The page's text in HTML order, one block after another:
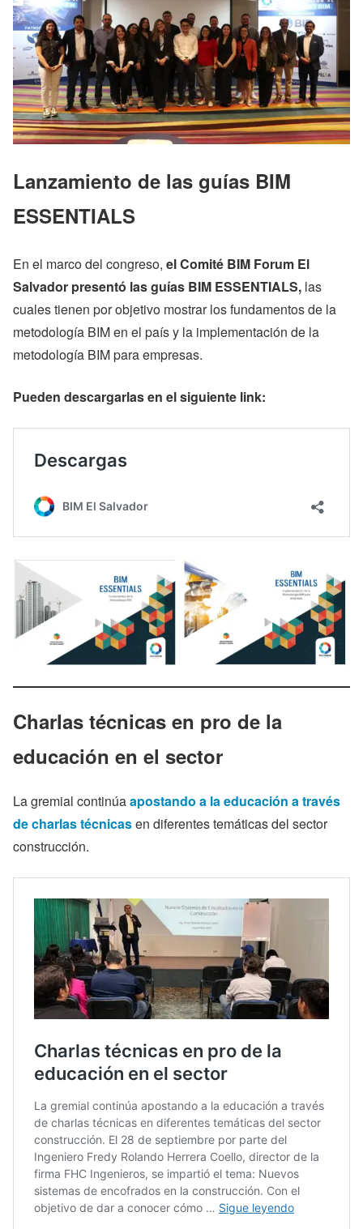
Lanzamiento de las guías BIM
ESSENTIALS
En el marco del congreso, el Comité BIM Forum El
Salvador presentó las guías BIM ESSENTIALS, las
cuales tienen por objetivo mostrar los fundamentos de la
metodología BIM en el país y la implementación de la
metodología BIM para empresas.
Pueden descargarlas en el siguiente link:
Charlas técnicas en pro de la
educación en el sector
La gremial continúaapostando a la educación a través
de charlas técnicasen diferentes temáticas del sector
construcción.